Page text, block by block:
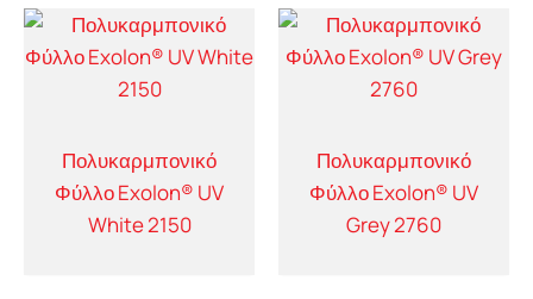
Πολυκαρμπονικό
Φύλλο Exolon® UV
White 2150
Πολυκαρμπονικό
Φύλλο Exolon® UV
Grey 2760